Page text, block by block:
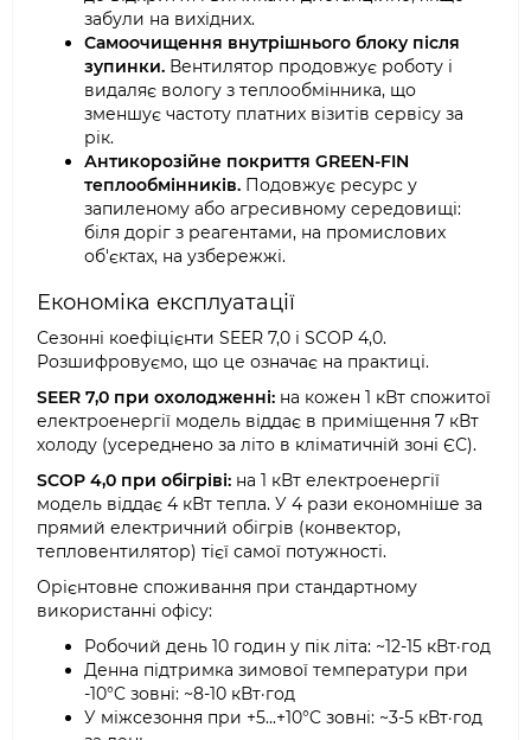
забули на вихідних.
Самоочищення внутрішнього блоку після
зупинки. Вентилятор продовжує роботу і
видаляє вологу з теплообмінника, що
зменшує частоту платних візитів сервісу за
рік.
Антикорозійне покриття GREEN-FIN
теплообмінників. Подовжує ресурс у
запиленому або агресивному середовищі:
біля доріг з реагентами, на промислових
об'єктах, на узбережжі.
Економіка експлуатації
Сезонні коефіцієнти SEER 7,0 і SCOP 4,0.
Розшифровуємо, що це означає на практиці.
SEER 7,0 при охолодженні: на кожен 1 кВт спожитої
електроенергії модель віддає в приміщення 7 кВт
холоду (усереднено за літо в кліматичній зоні ЄС).
SCOP 4,0 при обігріві: на 1 кВт електроенергії
модель віддає 4 кВт тепла. У 4 рази економніше за
прямий електричний обігрів (конвектор,
тепловентилятор) тієї самої потужності.
Орієнтовне споживання при стандартному
використанні офісу:
Робочий день 10 годин у пік літа: ~12-15 кВт·год
Денна підтримка зимової температури при
-10°C зовні: ~8-10 кВт·год
У міжсезоння при +5...+10°C зовні: ~3-5 кВт·год